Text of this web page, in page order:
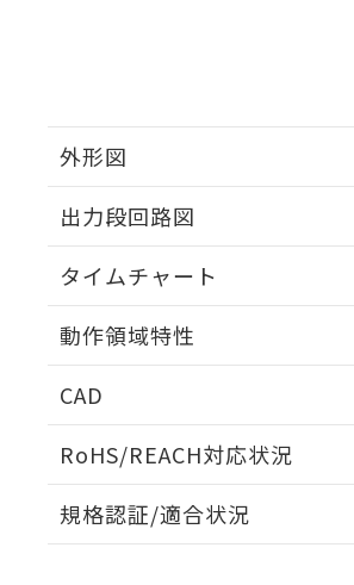
外形図
出力段回路図
タイムチャート
動作領域特性
CAD
RoHS/REACH対応状況
EU RoHS 注意事項・凡例
規格認証/適合状況